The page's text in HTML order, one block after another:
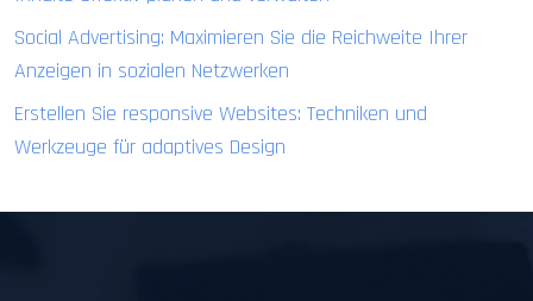
Social Advertising: Maximieren Sie die Reichweite Ihrer
Anzeigen in sozialen Netzwerken
Erstellen Sie responsive Websites: Techniken und
Werkzeuge für adaptives Design